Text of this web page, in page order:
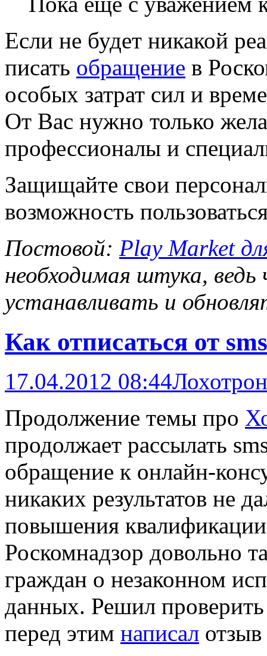
Если не будет никакой
писать обращение в
особых затрат сил и
От Вас нужно только
профессионалы и
Защищайте свои
возможность
Постовой: Play Market
необходимая штука, ведь
устанавливать и
Как отписаться от
17.04.2012 08:44Лохотрон
Продолжение темы про
продолжает рассылать
обращение к онлайн-
никаких результатов не
повышения квалификации
Роскомнадзор довольно
граждан о незаконном
данных. Решил
перед этим написал